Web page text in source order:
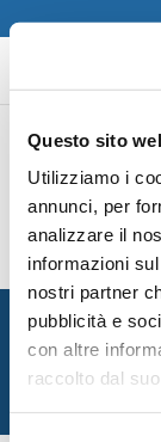
Questo sito
Utilizziamo i
annunci, per
analizzare il
informazioni
nostri partner
pubblicità e
con altre
raccolto dal
Francesco
Bollati
contents
Dipartimento